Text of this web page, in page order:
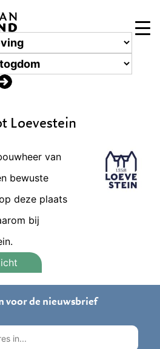
Loevestein
van
bewuste
deze plaats
bij
voor de nieuwsbrief